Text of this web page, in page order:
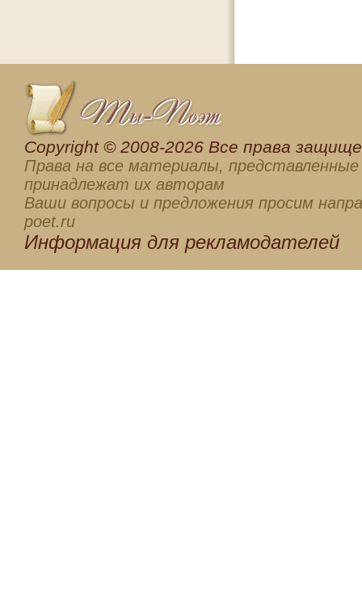
Сopyright © 2008-2026 Все права
Права на все материалы, представленные
принадлежат их авторам
Ваши вопросы и предложения просим
poet.ru
Информация для рекламодателей